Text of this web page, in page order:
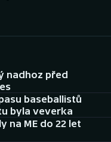
nadhoz před
baseballistů
byla veverka
na ME do 22 let